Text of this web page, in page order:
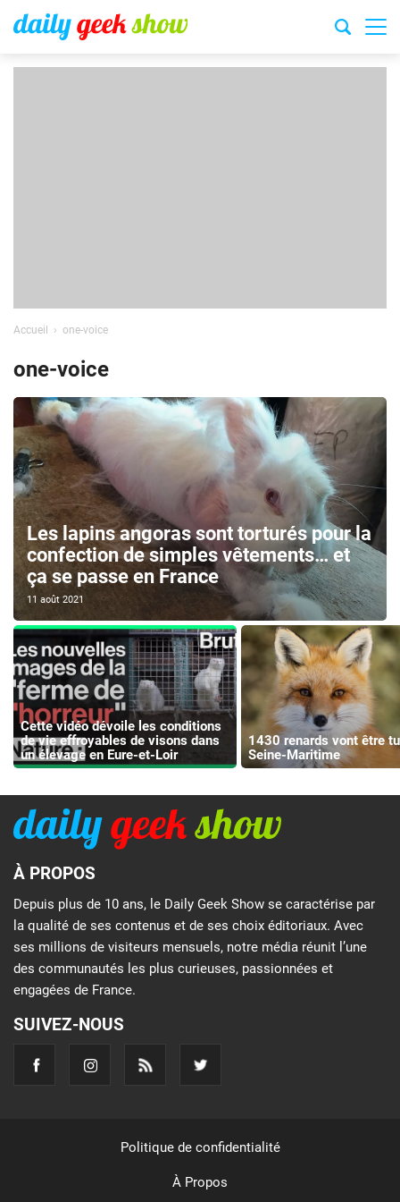
Accueil one-voice
one-voice
Les lapins angoras sont torturés pour la
confection de simples vêtements… et
ça se passe en France
11 août 2021
Cette vidéo dévoile les conditions
de vie effroyables de visons dans
un élevage en Eure-et-Loir
1430 renards vont être
Seine-Maritime
À PROPOS
Depuis plus de 10 ans, le Daily Geek Show se caractérise par
la qualité de ses contenus et de ses choix éditoriaux. Avec
ses millions de visiteurs mensuels, notre média réunit l’une
des communautés les plus curieuses, passionnées et
engagées de France.
SUIVEZ-NOUS
Politique de confidentialité
À Propos